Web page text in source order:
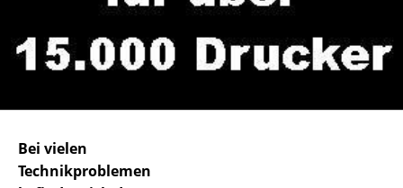
Bei vielen
Technikproblemen